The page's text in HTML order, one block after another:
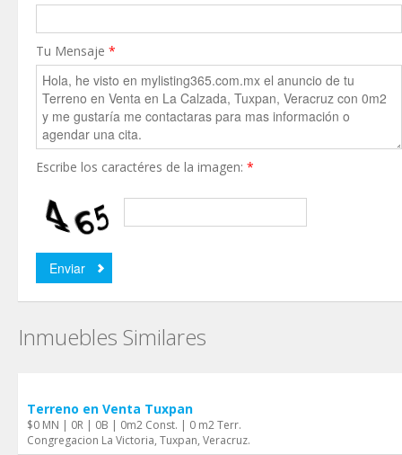
Tu Mensaje *
Escribe los caractéres de la imagen: *
Inmuebles Similares
Terreno en Venta Tuxpan
$0 MN | 0R | 0B | 0m2 Const. | 0 m2 Terr.
Congregacion La Victoria, Tuxpan, Veracruz.